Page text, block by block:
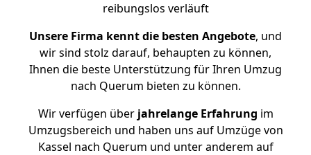
reibungslos verläuft
Unsere Firma kennt die besten Angebote, und
wir sind stolz darauf, behaupten zu können,
Ihnen die beste Unterstützung für Ihren Umzug
nach Querum bieten zu können.
Wir verfügen überjahrelange Erfahrung im
Umzugsbereich und haben uns auf Umzüge von
Kassel nach Querum und unter anderem auf